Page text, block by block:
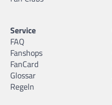
Service
FAQ
Fanshops
FanCard
Glossar
Regeln